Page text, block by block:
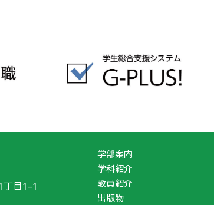
丁目1-1
学部案内
学科紹介
教員紹介
出版物